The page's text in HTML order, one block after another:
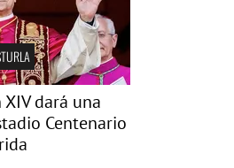
dará una
Centenario